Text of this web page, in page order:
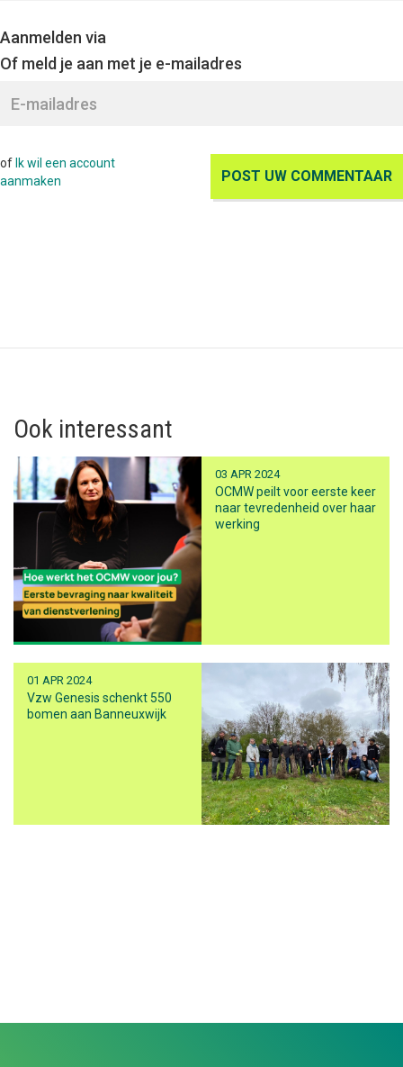
Aanmelden via
Of meld je aan met je e-mailadres
of Ik wil een account
aanmaken
Ook interessant
03 APR 2024
OCMW peilt voor eerste keer
naar tevredenheid over haar
werking
01 APR 2024
Vzw Genesis schenkt 550
bomen aan Banneuxwijk